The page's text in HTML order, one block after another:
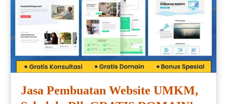
Jasa Pembuatan Website UMKM,